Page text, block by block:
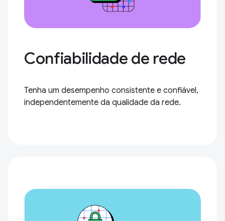
Confiabilidade de rede
Tenha um desempenho consistente e confiável,
independentemente da qualidade da rede.